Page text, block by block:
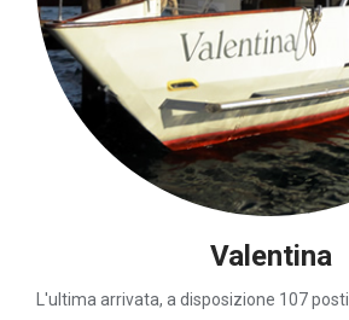
Valentina
L'ultima arrivata, a disposizione 107 posti.